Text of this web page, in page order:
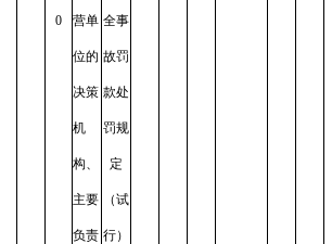
0 营单
位的
决策
机
构、
主要
负责
全事
故罚
款处
罚规
定
（试
行）